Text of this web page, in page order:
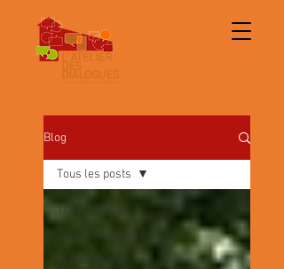
Blog
Tous les posts
Sylvomimétisme
Monasphère
Tous les posts